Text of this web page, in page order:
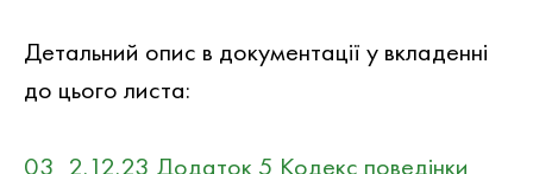
Детальний опис в документацiї у вкладеннi
до цього листа:
03_2.12.23 Додаток 5 Кодекс поведінки